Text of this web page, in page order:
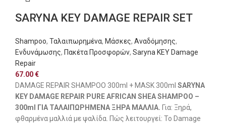
SARYNA KEY DAMAGE REPAIR SET
Shampoo, Ταλαιπωρημένα, Μάσκες, Αναδόμησης,
Ενδυνάμωσης, Πακέτα Προσφορών, Saryna KEY Damage
Repair
67.00€
DAMAGE REPAIR SHAMPOO 300ml + MASK 300ml SARYNA
KEY DAMAGE REPAIR PURE AFRICAN SHEA SHAMPOO –
300ml ΓΙΑ ΤΑΛΑΙΠΩΡΗΜΕΝΑ ΞΗΡΑ ΜΑΛΛΙΑ. Για: Ξηρά,
φθαρμένα μαλλιά με ψαλίδα. Πώς λειτουργεί: Το Damage